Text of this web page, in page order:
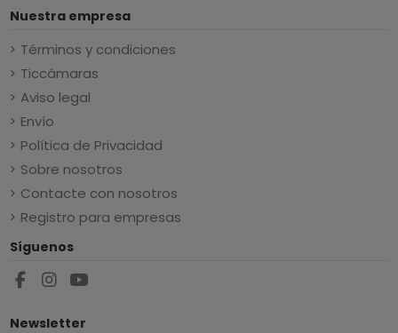
Nuestra empresa
Términos y condiciones
Ticcámaras
Aviso legal
Envío
Política de Privacidad
Sobre nosotros
Contacte con nosotros
Registro para empresas
Síguenos
Newsletter